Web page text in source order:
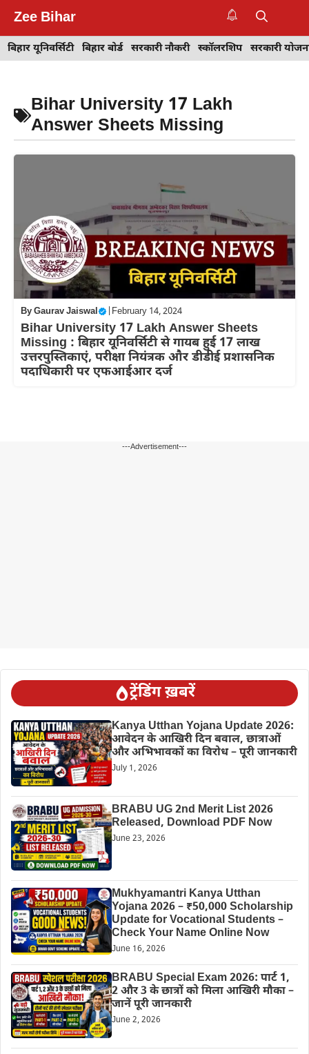
content
Zee Bihar
बिहार यूनिवर्सिटी बिहार बोर्ड सरकारी नौकरी स्कॉलरशिप सरकारी
Bihar University 17 Lakh
Answer Sheets Missing
ByGaurav Jaiswal February 14, 2024
Bihar University 17 Lakh Answer Sheets
Missing : बिहार यूनिवर्सिटी से गायब हुई 17 लाख
उत्तरपुस्तिकाएं, परीक्षा नियंत्रक और डीडीई प्रशासनिक
पदाधिकारी पर एफआईआर दर्ज
---Advertisement---
ट्रेंडिंग ख़बरें
Kanya Utthan Yojana Update 2026:
आवेदन के आखिरी दिन बवाल, छात्राओं
और अभिभावकों का विरोध – पूरी जानकारी
July 1, 2026
BRABU UG 2nd Merit List 2026
Released, Download PDF Now
June 23, 2026
Mukhyamantri Kanya Utthan
Yojana 2026 – ₹50,000 Scholarship
Update for Vocational Students –
Check Your Name Online Now
June 16, 2026
BRABU Special Exam 2026: पार्ट 1,
2 और 3 के छात्रों को मिला आखिरी मौका –
जानें पूरी जानकारी
June 2, 2026